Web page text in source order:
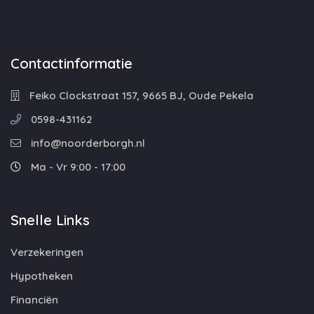
Contactinformatie
Feiko Clockstraat 157, 9665 BJ, Oude Pekela
0598-431162
info@noorderborgh.nl
Ma - Vr 9:00 - 17:00
Snelle Links
Verzekeringen
Hypotheken
Financiën